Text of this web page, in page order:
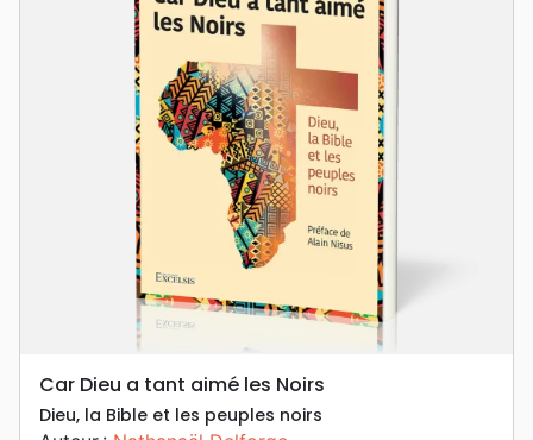
Car Dieu a tant aimé les Noirs
Dieu, la Bible et les peuples noirs